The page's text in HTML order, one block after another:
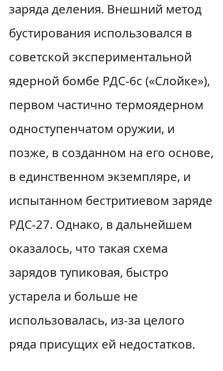
заряда деления. Внешний метод
бустирования использовался в
советской экспериментальной
ядерной бомбе РДС-6с («Слойке»),
первом частично термоядерном
одноступенчатом оружии, и
позже, в созданном на его основе,
в единственном экземпляре, и
испытанном бестритиевом заряде
РДС-27. Однако, в дальнейшем
оказалось, что такая схема
зарядов тупиковая, быстро
устарела и больше не
использовалась, из-за целого
ряда присущих ей недостатков.